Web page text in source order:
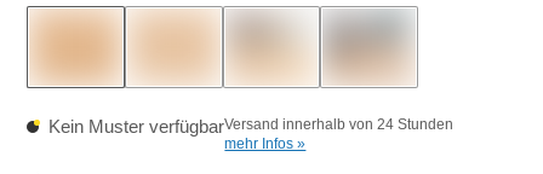
Kein Muster verfügbarVersand innerhalb von 24 Stunden
mehr Infos »